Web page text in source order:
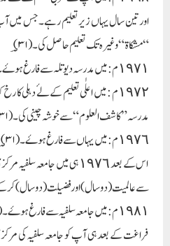
اور تین سال یہاں زیر تعلیم رہے ۔ جس
“ مشکاۃ “ وغیرہ تک تعلیم حاصل کی ۔(؃۳۱)
١٩٧١م : میں مدرسہ دیوتلہ سے فارغ ہوۓ ۔ ( ؃۳۱ )
١٩٧٢م : میں اعلٰی تعلیم کے لۓ دہلی کا
مدرسہ ” کاشف العلوم “ سے خوشہ چینی کی ۔( ؃۳۱ )
١٩٧٦م : میں یہاں سے فارغ ہوۓ ۔( ؃۳۱ )
اس کے بعد ١٩٧٦ ہی میں
سے عالمیت ( دو سال )اور فضیلت ( دو سال ) کر کے
١٩٨١م : میں جامعہ سلفیہ سے فارغ ہوۓ ۔ ( ؃۳۱)
فراغت کے بعد ہی آپ کو جامعہ سلفیہ کی